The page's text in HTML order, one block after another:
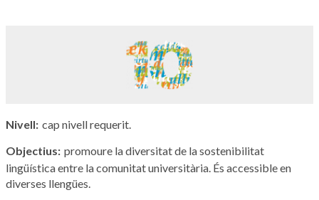
Nivell cap nivell requerit.
Objectius promoure la diversitat de la sostenibilitat
lingüística entre la comunitat universitària. És accessible en
diverses llengües.